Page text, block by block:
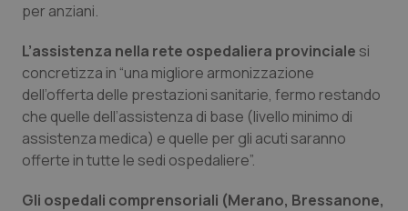
Ulcera & Reflusso
Vaccini
per anziani.
L’assistenza nella rete ospedaliera provinciale si
concretizza in “una migliore armonizzazione
dell’offerta delle prestazioni sanitarie, fermo restando
che quelle dell’assistenza di base (livello minimo di
assistenza medica) e quelle per gli acuti saranno
offerte in tutte le sedi ospedaliere”.
Gli ospedali comprensoriali (Merano, Bressanone,